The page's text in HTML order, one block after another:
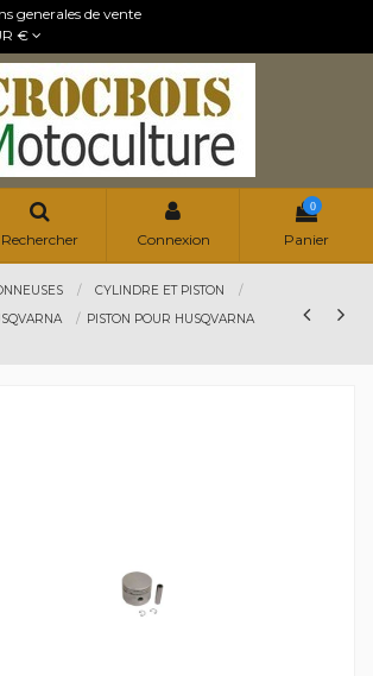
generales de vente
€
Rechercher Connexion
0
Panier
CYLINDRE ET PISTON
PISTON POUR HUSQVARNA